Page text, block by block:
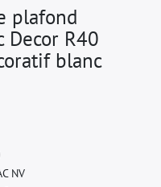
plafond
Decor R40
blanc
C NV